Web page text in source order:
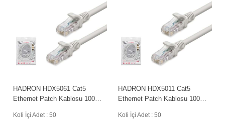
HADRON HDX5011 Cat5
Ethernet Patch Kablosu 100
Koli İçi Adet : 50
HADRON HDX5040 Cat5
Ethernet Patch Kablosu 100
Koli İçi Adet : 1000